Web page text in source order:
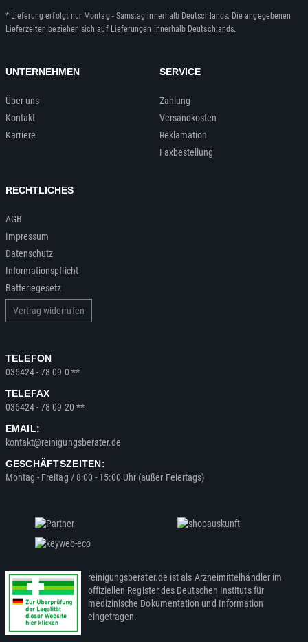
* Lieferung erfolgt nur Montag - Samstag innerhalb Deutschlands. Die angegebenen
Lieferzeiten beziehen sich auf Lieferungen innerhalb Deutschlands.
UNTERNEHMEN
Über uns
Kontakt
Karriere
SERVICE
Zahlung
Versandkosten
Reklamation
Faxbestellung
RECHTLICHES
AGB
Impressum
Datenschutz
Informationspflicht
Batteriegesetz
Vertrag widerrufen
TELEFON
036424 - 78 09 0 **
TELEFAX
036424 - 78 09 20 **
EMAIL:
kontakt@reinigungsberater.de
GESCHÄFTSZEITEN:
Montag - Freitag / 8:00 - 15:00 Uhr (außer Feiertags)
reinigungsberater.de ist als Arzneimittelhändler im
offiziellen Register des Deutschen Instituts für
medizinische Dokumentation und Information
eingetragen.